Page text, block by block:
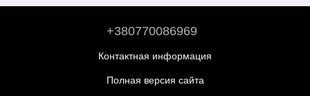
+380770086969
Контактная информация
Полная версия сайта